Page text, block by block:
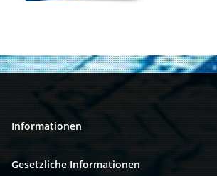
Informationen
Gesetzliche Informationen